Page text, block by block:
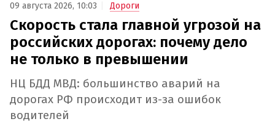
09 августа 2026, 10:03 Дороги
Скорость стала главной угрозой на
российских дорогах: почему дело
не только в превышении
НЦ БДД МВД: большинство аварий на
дорогах РФ происходит из-за ошибок
водителей